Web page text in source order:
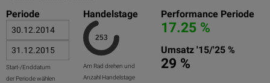
Periode
Start-/Enddatum
der Periode wählen
Handelstage
Am Rad drehen und
Anzahl Handelstage
Performance Periode
17.25 %
Umsatz '15/'25 %
29 %